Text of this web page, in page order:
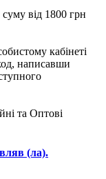
від 1800 грн
кабінеті
написавши
та Оптові
(ла).